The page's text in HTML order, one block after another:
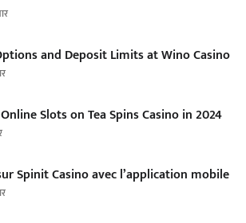
and Deposit Limits at Wino Casino
Slots on Tea Spins Casino in 2024
Spinit Casino avec l’application mobile